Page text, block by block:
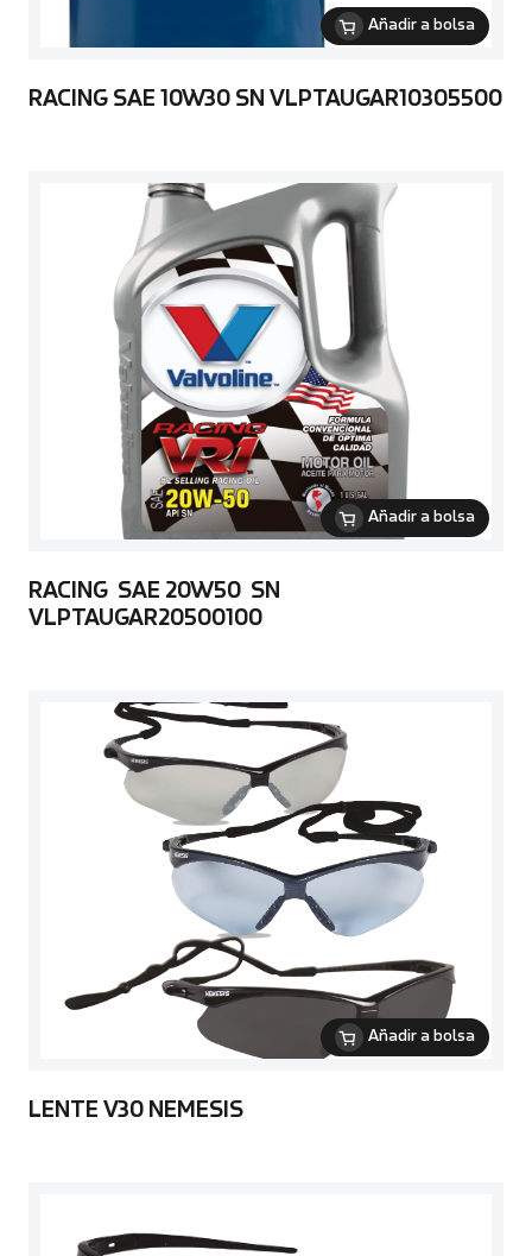
Añadir a bolsa
RACING SAE 10W30 SN VLPTAUGAR10305500
Añadir a bolsa
RACING SAE 20W50 SN
VLPTAUGAR20500100
Añadir a bolsa
LENTE V30 NEMESIS